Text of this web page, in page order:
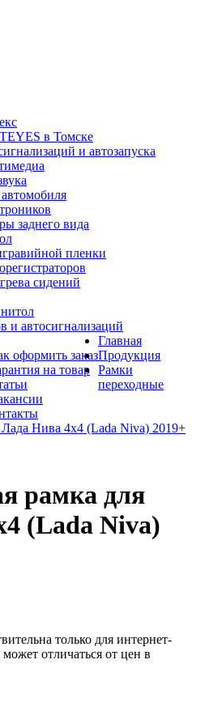
в Томске
и автозапуска
заднего вида
пленки
сидений
и автосигнализаций
оформить заказ
на товар
Главная
Продукция
Рамки
переходные
рамка для
(Lada Niva)
только для интернет-
отличаться от цен в